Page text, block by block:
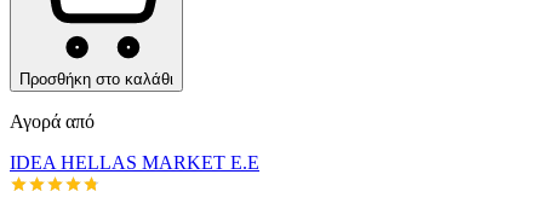
Προσθήκη στο καλάθι
Αγορά από
IDEA HELLAS MARKET E.E